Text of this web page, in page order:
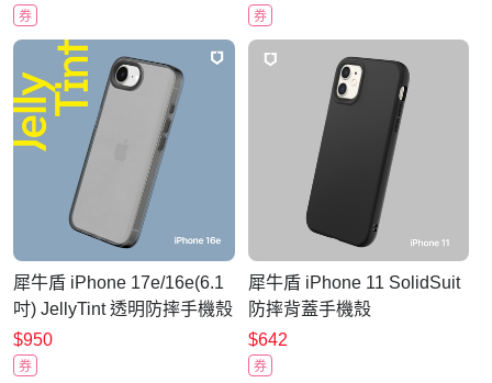
殼/Snoopy史努比-75週年-歐
拉夫休息中
券 券
犀牛盾 iPhone 17e/16e(6.1
吋) JellyTint 透明防摔手機殼
(終身黃化保固)
$950
券
犀牛盾 iPhone 11 SolidSuit
防摔背蓋手機殼
$642
券